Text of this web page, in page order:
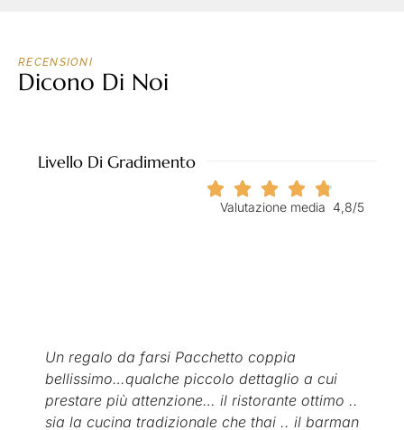
RECENSIONI
Dicono Di Noi
Livello Di Gradimento
Valutazione media 4,8/5
Mi é stato regalato un massaggio e poi mi
son fermato con un'amica a fare aperitivo e
cena. Ambiente curato, pulito, ordinato e
staff preparato.Nonostante ci fossero delle